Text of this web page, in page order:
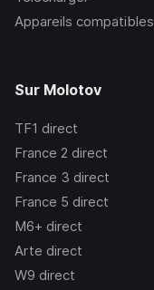
Appareils compatibles
Sur Molotov
TF1 direct
France 2 direct
France 3 direct
France 5 direct
M6+ direct
Arte direct
W9 direct